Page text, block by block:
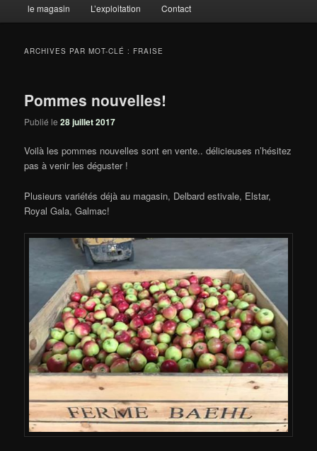
le magasin L’exploitation Contact
ARCHIVES PAR MOT-CLÉ : FRAISE
Pommes nouvelles!
Publié le28 juillet 2017
Voilà les pommes nouvelles sont en vente.. délicieuses n’hésitez
pas à venir les déguster !
Plusieurs variétés déjà au magasin, Delbard estivale, Elstar,
Royal Gala, Galmac!